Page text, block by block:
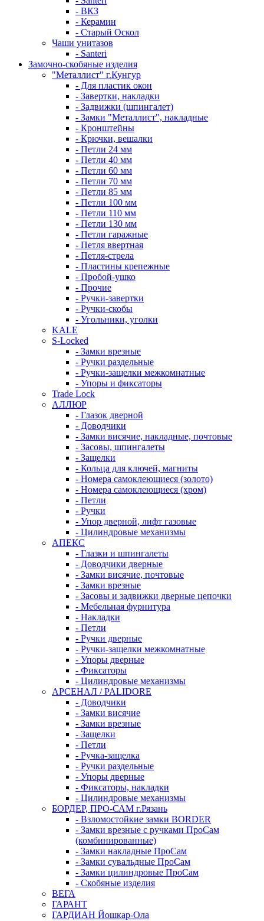
- ВКЗ
- Керамин
- Старый Оскол
Чаши унитазов
- Santeri
Замочно-скобяные изделия
"Металлист" г.Кунгур
- Для пластик окон
- Завертки, накладки
- Задвижки (шпингалет)
- Замки "Металлист", накладные
- Кронштейны
- Крючки, вешалки
- Петли 24 мм
- Петли 40 мм
- Петли 60 мм
- Петли 70 мм
- Петли 85 мм
- Петли 100 мм
- Петли 110 мм
- Петли 130 мм
- Петли гаражные
- Петля ввертная
- Петля-стрела
- Пластины крепежные
- Пробой-ушко
- Прочие
- Ручки-завертки
- Ручки-скобы
- Угольники, уголки
KALE
S-Locked
- Замки врезные
- Ручки раздельные
- Ручки-защелки межкомнатные
- Упоры и фиксаторы
Trade Lock
АЛЛЮР
- Глазок дверной
- Доводчики
- Замки висячие, накладные, почтовые
- Засовы, шпингалеты
- Защелки
- Кольца для ключей, магниты
- Номера самоклеющиеся (золото)
- Номера самоклеющиеся (хром)
- Петли
- Ручки
- Упор дверной, лифт газовые
- Цилиндровые механизмы
АПЕКС
- Глазки и шпингалеты
- Доводчики дверные
- Замки висячие, почтовые
- Замки врезные
- Засовы и задвижки дверные цепочки
- Мебельная фурнитура
- Накладки
- Петли
- Ручки дверные
- Ручки-защелки межкомнатные
- Упоры дверные
- Фиксаторы
- Цилиндровые механизмы
АРСЕНАЛ / PALIDORE
- Доводчики
- Замки висячие
- Замки врезные
- Защелки
- Петли
- Ручка-защелка
- Ручки раздельные
- Упоры дверные
- Фиксаторы, накладки
- Цилиндровые механизмы
БОРДЕР, ПРО-САМ г.Рязань
- Взломостойкие замки BORDER
- Замки врезные с ручками ПроСам
(комбинированные)
- Замки накладные ПроСам
- Замки сувальдные ПроСам
- Замки цилиндровые ПроСам
- Скобяные изделия
ВЕГА
ГАРАНТ
ГАРДИАН Йошкар-Ола